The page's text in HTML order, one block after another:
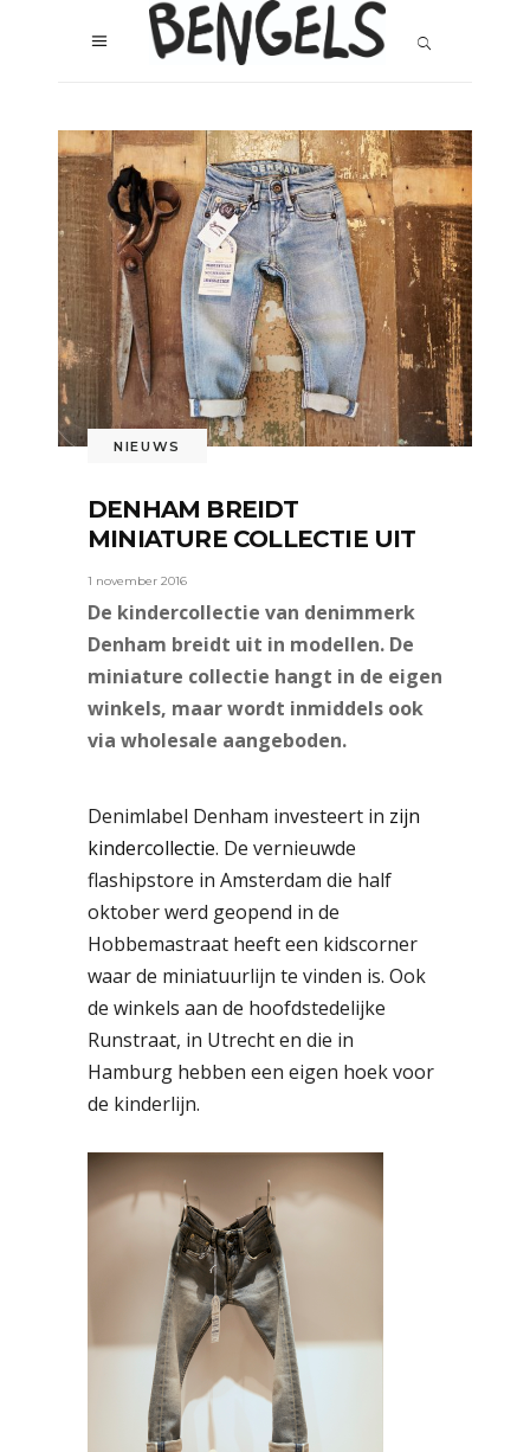
NIEUWS
DENHAM BREIDT
MINIATURE COLLECTIE UIT
1 november 2016
De kindercollectie van denimmerk
Denham breidt uit in modellen. De
miniature collectie hangt in de eigen
winkels, maar wordt inmiddels ook
via wholesale aangeboden.
Denimlabel Denham investeert in zijn
kindercollectie. De vernieuwde
flashipstore in Amsterdam die half
oktober werd geopend in de
Hobbemastraat heeft een kidscorner
waar de miniatuurlijn te vinden is. Ook
de winkels aan de hoofdstedelijke
Runstraat, in Utrecht en die in
Hamburg hebben een eigen hoek voor
de kinderlijn.